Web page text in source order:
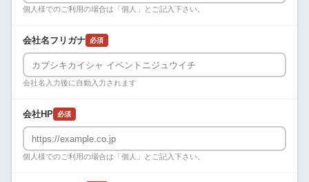
個人様でのご利用の場合は「個人」とご記入下さい。
会社名フリガナ 必須
会社名入力後に自動入力されます
会社HP 必須
個人様でのご利用の場合は「個人」とご記入下さい。